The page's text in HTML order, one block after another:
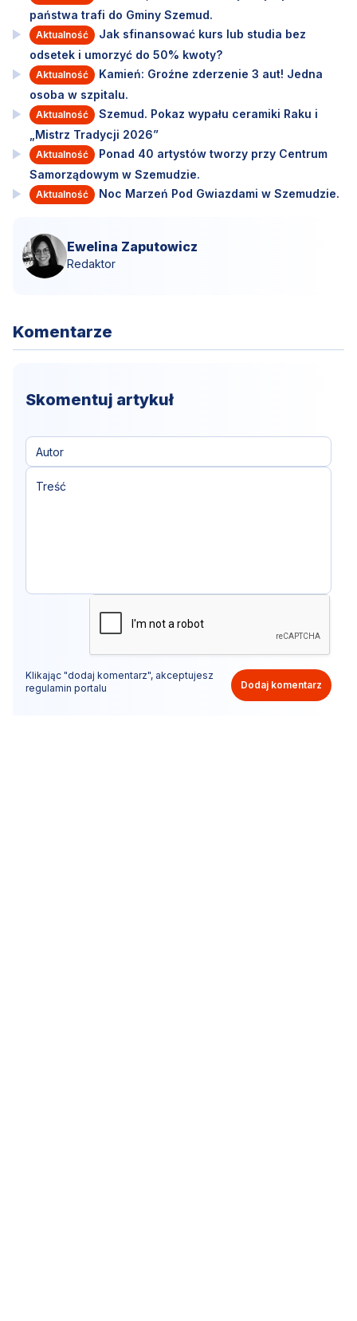
państwa trafi do Gminy Szemud.
Aktualność
Jak sfinansować kurs lub studia bez
odsetek i umorzyć do 50% kwoty?
Aktualność
Kamień: Groźne zderzenie 3 aut! Jedna
osoba w szpitalu.
Aktualność
Szemud. Pokaz wypału ceramiki Raku i
„Mistrz Tradycji 2026”
Aktualność
Ponad 40 artystów tworzy przy Centrum
Samorządowym w Szemudzie.
Aktualność Noc Marzeń Pod Gwiazdami w Szemudzie.
Ewelina Zaputowicz
Redaktor
Komentarze
Skomentuj artykuł
Klikając "dodaj komentarz", akceptujesz
regulamin portalu
Dodaj komentarz